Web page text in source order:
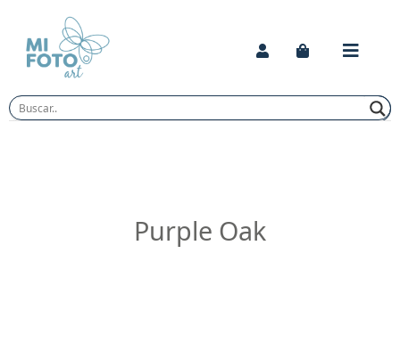
content
Purple Oak